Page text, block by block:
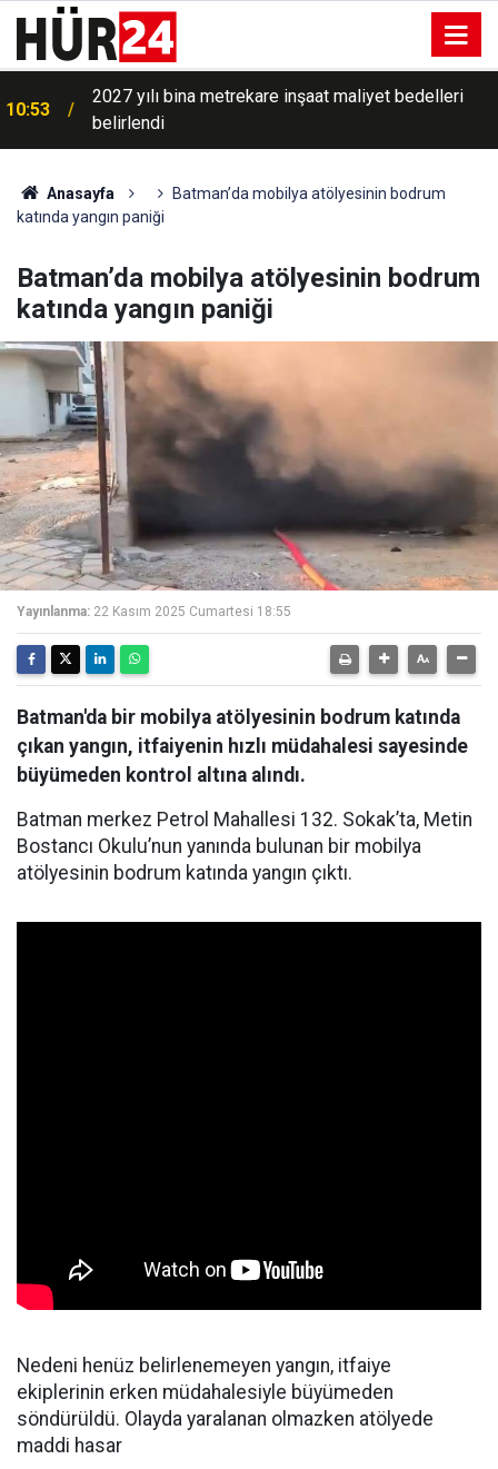
10:53
2027 yılı bina metrekare inşaat maliyet bedelleri
belirlendi
Anasayfa
Batman’da mobilya atölyesinin bodrum
katında yangın paniği
Batman’da mobilya atölyesinin bodrum
katında yangın paniği
Yayınlanma: 22 Kasım 2025 Cumartesi 18:55
Batman'da bir mobilya atölyesinin bodrum katında
çıkan yangın, itfaiyenin hızlı müdahalesi sayesinde
büyümeden kontrol altına alındı.
Batman merkez Petrol Mahallesi 132. Sokak’ta, Metin
Bostancı Okulu’nun yanında bulunan bir mobilya
atölyesinin bodrum katında yangın çıktı.
Nedeni henüz belirlenemeyen yangın, itfaiye
ekiplerinin erken müdahalesiyle büyümeden
söndürüldü. Olayda yaralanan olmazken atölyede
maddi hasar